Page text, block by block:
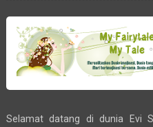
Selamat datang di dunia Evi